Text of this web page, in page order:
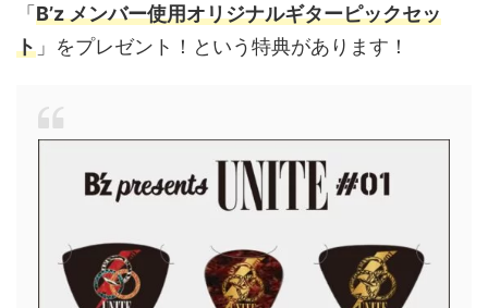
「B’z メンバー使用オリジナルギターピックセッ
ト 」をプレゼント！という特典があります！